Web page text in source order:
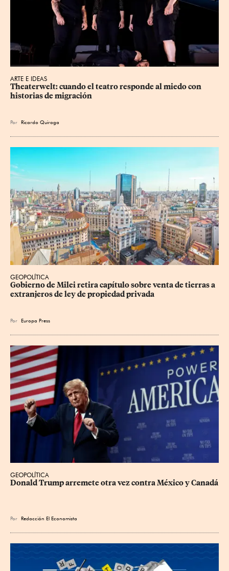
ARTE E IDEAS
Theaterwelt: cuando el teatro responde al miedo con
historias de migración
Por Ricardo Quiroga
GEOPOLÍTICA
Gobierno de Milei retira capítulo sobre venta de tierras a
extranjeros de ley de propiedad privada
Por Europa Press
GEOPOLÍTICA
Donald Trump arremete otra vez contra México y Canadá
Por Redacción El Economista